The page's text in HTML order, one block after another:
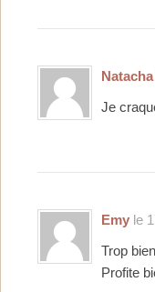
Natacha
Je
Emy le
Trop
Profite